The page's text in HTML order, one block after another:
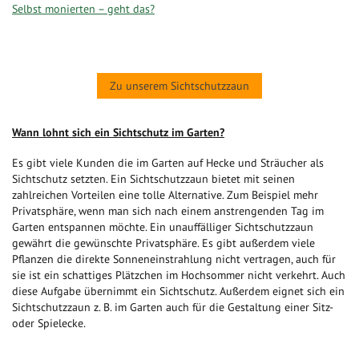
Selbst monierten – geht das?
Zu unserem Sichtschutzzaun
Wann lohnt sich ein Sichtschutz im Garten?
Es gibt viele Kunden die im Garten auf Hecke und Sträucher als
Sichtschutz setzten. Ein Sichtschutzzaun bietet mit seinen
zahlreichen Vorteilen eine tolle Alternative. Zum Beispiel mehr
Privatsphäre, wenn man sich nach einem anstrengenden Tag im
Garten entspannen möchte. Ein unauffälliger Sichtschutzzaun
gewährt die gewünschte Privatsphäre. Es gibt außerdem viele
Pflanzen die direkte Sonneneinstrahlung nicht vertragen, auch für
sie ist ein schattiges Plätzchen im Hochsommer nicht verkehrt. Auch
diese Aufgabe übernimmt ein Sichtschutz. Außerdem eignet sich ein
Sichtschutzzaun z. B. im Garten auch für die Gestaltung einer Sitz-
oder Spielecke.